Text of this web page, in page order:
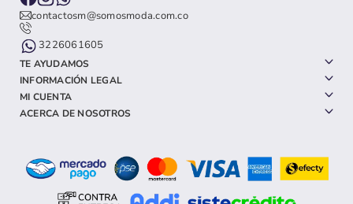
contactosm@somosmoda.com.co
3226061605
TE AYUDAMOS
INFORMACIÓN LEGAL
MI CUENTA
ACERCA DE NOSOTROS